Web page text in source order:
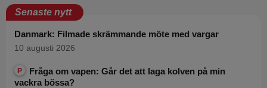
Senaste nytt
Danmark: Filmade skrämmande möte med vargar
10 augusti 2026
P
Fråga om vapen: Går det att laga kolven på min
vackra bössa?